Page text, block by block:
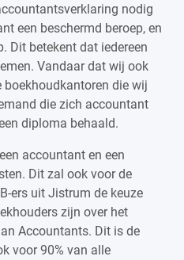
nodig
een beschermd beroep, en
Dit betekent dat iedereen
Vandaar dat wij ook
boekhoudkantoren die wij
die zich accountant
diploma behaald.
accountant en een
Dit zal ook voor de
ers uit Jistrum de keuze
zijn over het
Accountants. Dit is de
voor 90% van alle